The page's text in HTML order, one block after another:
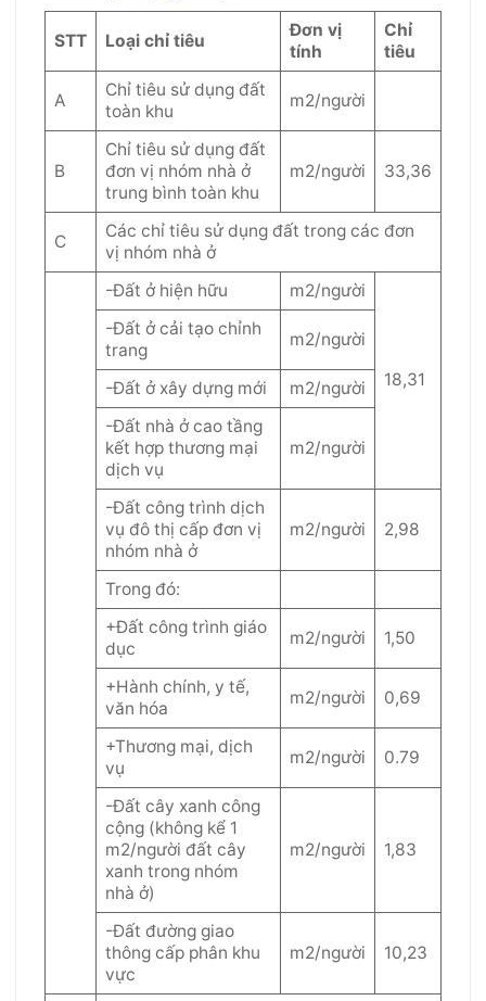
STT Loại chỉ tiêu
Đơn vị
tính
Chỉ
tiêu
A
Chỉ tiêu sử dụng đất
toàn khu
m2/người
B
Chỉ tiêu sử dụng đất
đơn vị nhóm nhà ở
trung bình toàn khu
m2/người 33,36
C
Các chỉ tiêu sử dụng đất trong các đơn
vị nhóm nhà ở
-Đất ở hiện hữu
m2/người
18,31
-Đất ở cải tạo chỉnh
trang
m2/người
-Đất ở xây dựng mới
m2/người
-Đất nhà ở cao tầng
kết hợp thương mại
dịch vụ
m2/người
-Đất công trình dịch
vụ đô thị cấp đơn vị
nhóm nhà ở
m2/người 2,98
Trong đó:
+Đất công trình giáo
dục
m2/người 1,50
+Hành chính, y tế,
văn hóa
m2/người 0,69
+Thương mại, dịch
vụ
m2/người 0.79
-Đất cây xanh công
cộng (không kể 1
m2/người đất cây
xanh trong nhóm
nhà ở)
m2/người 1,83
-Đất đường giao
thông cấp phân khu
vực
m2/người 10,23